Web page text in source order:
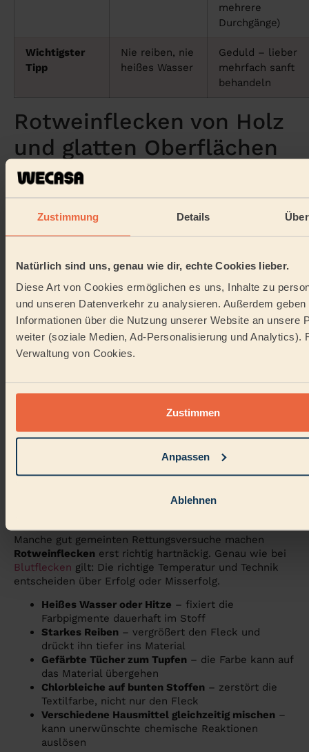
Zustimmung Details
Natürlich sind uns, genau wie dir, echte Cookies lieber.
Diese Art von Cookies ermöglichen es uns, Inhalte zu
und unseren Datenverkehr zu analysieren. Außerdem geben
Informationen über die Nutzung unserer Website an unsere
weiter (soziale Medien, Ad-Personalisierung und Analytics).
Verwaltung von Cookies.
Zustimmen
Anpassen
Ablehnen
mehrere
Durchgänge)
Wichtigster
Tipp
Nie reiben, nie
heißes Wasser
Geduld – lieber
mehrfach sanft
behandeln
Rotweinflecken von Holz
und glatten Oberflächen
Aufversiegeltem Holz
sieht es anders aus: Hier zieht derRotwein
Poren ein.
Überschüssigen Wein sofort aufnehmen.
Bei geöltem Holz: vorsichtig mit feuchtem Tuch
nachreinigen, nicht zu stark reiben.
Leichte Verfärbungen bleichen mit der Zeit von
selbst durch Licht und natürliche Abnutzung.
AufFliesen lassen sichRotweinflecken
Bei saugfähiger Tapete hilft nur
waschfesten Tapeten kann farbloser Glasreiniger die
Diese Fehler solltest du
Manche gut gemeinten Rettungsversuche machen
Rotweinflecken erst richtig hartnäckig. Genau wie bei
Blutflecken gilt: Die richtige Temperatur und Technik
entscheiden über Erfolg oder Misserfolg.
Heißes Wasser oder Hitze – fixiert die
Farbpigmente dauerhaft im Stoff
Starkes Reiben – vergrößert den Fleck und
drückt ihn tiefer ins Material
Gefärbte Tücher zum Tupfen – die Farbe kann auf
das Material übergehen
Chlorbleiche auf bunten Stoffen – zerstört die
Textilfarbe, nicht nur den Fleck
Verschiedene Hausmittel gleichzeitig mischen –
kann unerwünschte chemische Reaktionen
auslösen